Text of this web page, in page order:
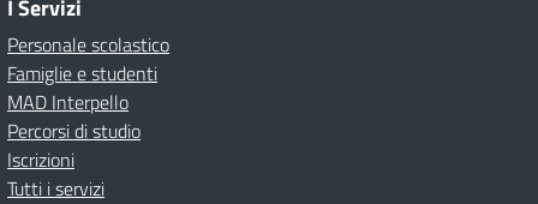
I Servizi
Personale scolastico
Famiglie e studenti
MAD Interpello
Percorsi di studio
Iscrizioni
Tutti i servizi